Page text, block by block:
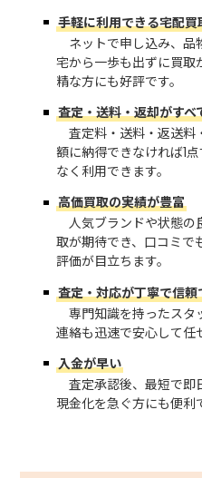
手軽に利用できる宅配買
ネットで申し込み、品
宅から一歩も出ずに買取
精な方にも好評です。
査定・送料・返却がすべ
査定料・送料・返送料
額に納得できなければ1
なく利用できます。
高価買取の実績が豊富
人気ブランドや状態の
取が期待でき、口コミで
評価が目立ちます。
査定・対応が丁寧で信頼
専門知識を持ったスタ
連絡も迅速で安心して任
入金が早い
査定承認後、最短で即
現金化を急ぐ方にも便利